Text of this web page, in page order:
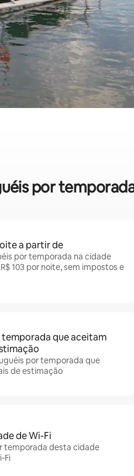
por
a partir de
por temporada na cidade
103 por noite, sem impostos e
temporada que aceitam
por temporada que
de estimação
de Wi-Fi
temporada desta cidade
Fi